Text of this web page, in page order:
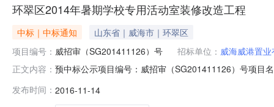
环翠区2014年暑期学校专用活动室装修改造工程
中标｜中标通知
山东省｜威海市｜环翠区
项目编号： 威招审（SG201411126）号 招标单位： 威海威港置
正文内容： 预中标公示项目编号：威招审（SG201411126）号项目
配套有限责任公司
发布时间： 2016-11-14